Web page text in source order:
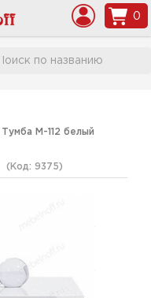
0
Тумба М-112 белый
(Код: 9375)